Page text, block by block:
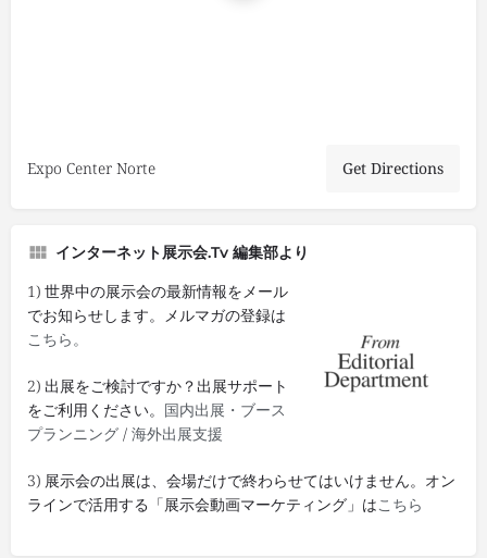
Expo Center Norte Get Directions
インターネット展示会.tv 編集部より
1) 世界中の展示会の最新情報をメール
でお知らせします。メルマガの登録は
こちら。
2) 出展をご検討ですか？出展サポート
をご利用ください。 国内出展・ブース
プランニング / 海外出展支援
3) 展示会の出展は、会場だけで終わらせてはいけません。オン
ラインで活用する「展示会動画マーケティング」はこちら